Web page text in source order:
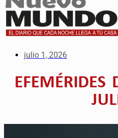
julio 1, 2026
EFEMÉRIDES